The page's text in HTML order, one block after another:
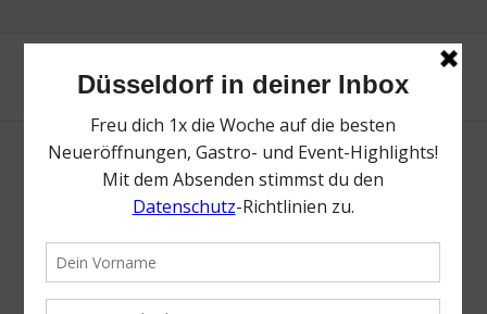
Neue Suche
Suchergebnis nicht zufriedenstellend? Versuche es mal mit
einem Wortteil oder einer anderen Schreibweise.